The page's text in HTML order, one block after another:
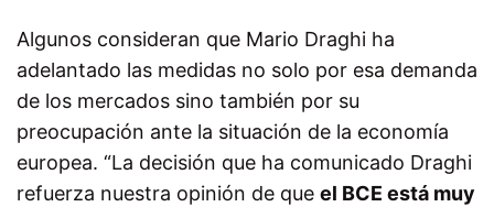
Algunos consideran que Mario Draghi ha
adelantado las medidas no solo por esa demanda
de los mercados sino también por su
preocupación ante la situación de la economía
europea. “La decisión que ha comunicado Draghi
refuerza nuestra opinión de que el BCE está muy